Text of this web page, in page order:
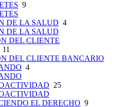
9
DE LA SALUD 4
DE LA SALUD
DEL CLIENTE
11
DEL CLIENTE BANCARIO
4
25
EL DERECHO 9